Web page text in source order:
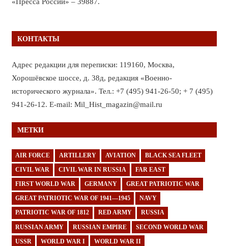
КОНТАКТЫ
Адрес редакции для переписки: 119160, Москва,
Хорошёвское шоссе, д. 38д, редакция «Военно-
исторического журнала». Тел.: +7 (495) 941-26-50; + 7 (495)
941-26-12. E-mail: Mil_Hist_magazin@mail.ru
МЕТКИ
AIR FORCE ARTILLERY AVIATION BLACK SEA FLEET
CIVIL WAR CIVIL WAR IN RUSSIA FAR EAST
FIRST WORLD WAR GERMANY GREAT PATRIOTIC WAR
GREAT PATRIOTIC WAR OF 1941—1945 NAVY
PATRIOTIC WAR OF 1812 RED ARMY RUSSIA
RUSSIAN ARMY RUSSIAN EMPIRE SECOND WORLD WAR
USSR WORLD WAR I WORLD WAR II